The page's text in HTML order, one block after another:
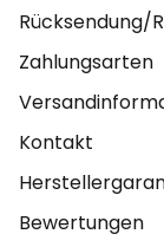
Rücksendung/
Zahlungsarten
Kontakt
Bewertungen